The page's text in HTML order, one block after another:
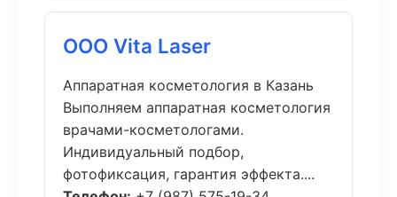
ООО Vita Laser
Аппаратная косметология в Казань
Выполняем аппаратная косметология
врачами-косметологами.
Индивидуальный подбор,
фотофиксация, гарантия эффекта....